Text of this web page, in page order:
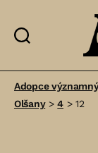
Adopce
Olšany>4 >12